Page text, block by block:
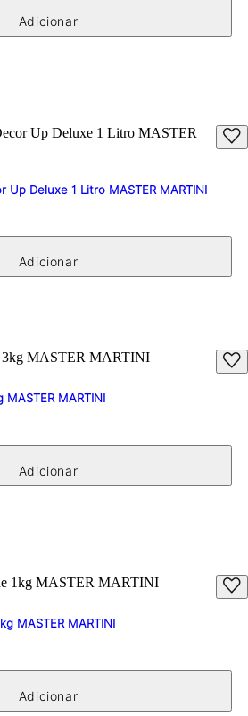
Up Deluxe 1 Litro MASTER MARTINI
MARTINI
MASTER MARTINI